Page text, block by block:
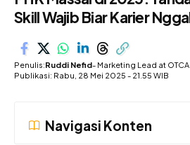
Skill Wajib Biar Karier
Penulis:Ruddi Nefid- Marketing Lead at OTCA
Publikasi: Rabu, 28 Mei 2025 - 21.55 WIB
Navigasi Konten